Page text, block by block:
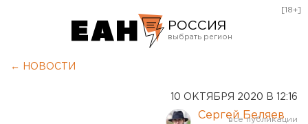
РОССИЯ
Курган
[18+]
← НОВОСТИ
10 ОКТЯБРЯ 2020 В 12:16
Сергей Беляев